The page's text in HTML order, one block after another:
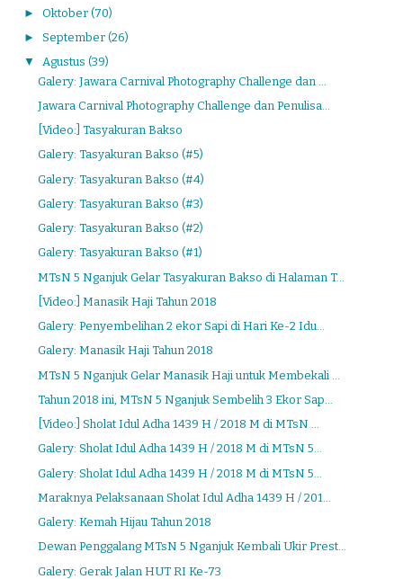
► Oktober (70)
► September (26)
▼ Agustus (39)
Galery: Jawara Carnival Photography Challenge dan ...
Jawara Carnival Photography Challenge dan Penulisa...
[Video:] Tasyakuran Bakso
Galery: Tasyakuran Bakso (#5)
Galery: Tasyakuran Bakso (#4)
Galery: Tasyakuran Bakso (#3)
Galery: Tasyakuran Bakso (#2)
Galery: Tasyakuran Bakso (#1)
MTsN 5 Nganjuk Gelar Tasyakuran Bakso di Halaman T...
[Video:] Manasik Haji Tahun 2018
Galery: Penyembelihan 2 ekor Sapi di Hari Ke-2 Idu...
Galery: Manasik Haji Tahun 2018
MTsN 5 Nganjuk Gelar Manasik Haji untuk Membekali ...
Tahun 2018 ini, MTsN 5 Nganjuk Sembelih 3 Ekor Sap...
[Video:] Sholat Idul Adha 1439 H / 2018 M di MTsN ...
Galery: Sholat Idul Adha 1439 H / 2018 M di MTsN 5...
Galery: Sholat Idul Adha 1439 H / 2018 M di MTsN 5...
Maraknya Pelaksanaan Sholat Idul Adha 1439 H / 201...
Galery: Kemah Hijau Tahun 2018
Dewan Penggalang MTsN 5 Nganjuk Kembali Ukir Prest...
Galery: Gerak Jalan HUT RI Ke-73